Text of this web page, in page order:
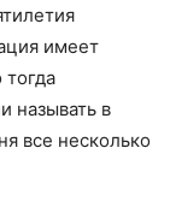
имеет
называть в
все несколько